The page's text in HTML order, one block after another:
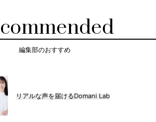
編集部のおすすめ
リアルな声を届けるDomani Lab